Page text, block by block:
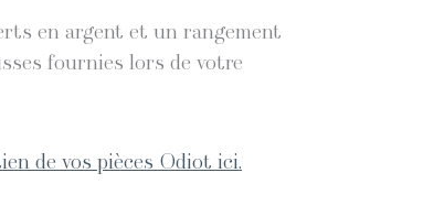
en argent et un rangement
fournies lors de votre
de vos pièces Odiot ici.